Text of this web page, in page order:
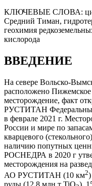
КЛЮЧЕВЫЕ СЛОВА:
Средний Тиман,
геохимия
кислорода
ВВЕДЕНИЕ
На севере Вольско-
расположено Пижемское
месторождение, факт
РУСТИТАН
в феврале 2021 г.
России и мире по
кварцевого
наличию попутных
РОСНЕДРА в 2020 г
месторождения на
АО РУСТИТАН (10 км2